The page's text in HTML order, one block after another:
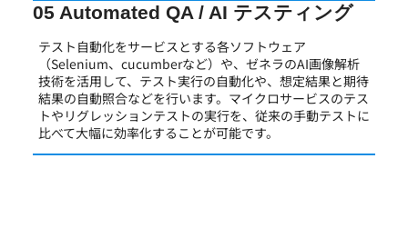
05 Automated QA / AI テスティング
テスト自動化をサービスとする各ソフトウェア
（Selenium、cucumberなど）や、ゼネラのAI画像解析
技術を活用して、テスト実行の自動化や、想定結果と期待
結果の自動照合などを行います。マイクロサービスのテス
トやリグレッションテストの実行を、従来の手動テストに
比べて大幅に効率化することが可能です。